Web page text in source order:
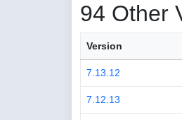
94 Other
Version
7.13.12
7.12.13